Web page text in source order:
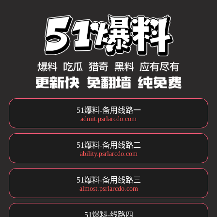
51爆料-备用线路一
admit.psrlarcdo.com
51爆料-备用线路二
ability.psrlarcdo.com
51爆料-备用线路三
almost.psrlarcdo.com
51爆料-线路四